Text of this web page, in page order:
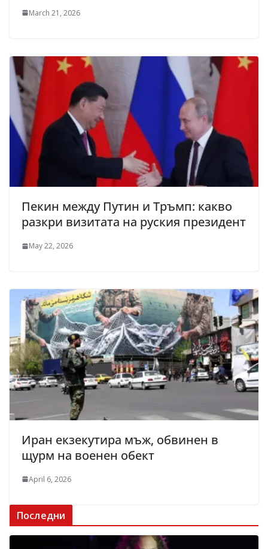
March 21, 2026
Пекин между Путин и Тръмп: какво
разкри визитата на руския президент
May 22, 2026
Иран екзекутира мъж, обвинен в
щурм на военен обект
April 6, 2026
Последни